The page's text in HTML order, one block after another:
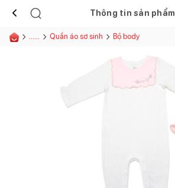
Thông tin sản phẩm
...... Quần áo sơ sinh Bộ body